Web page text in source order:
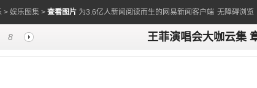
> 娱乐图集 > 查看图片 为3.6亿人新闻阅读而生的网易新闻客户端 无障碍浏览
8 王菲演唱会大咖云集